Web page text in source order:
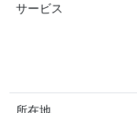
サービス